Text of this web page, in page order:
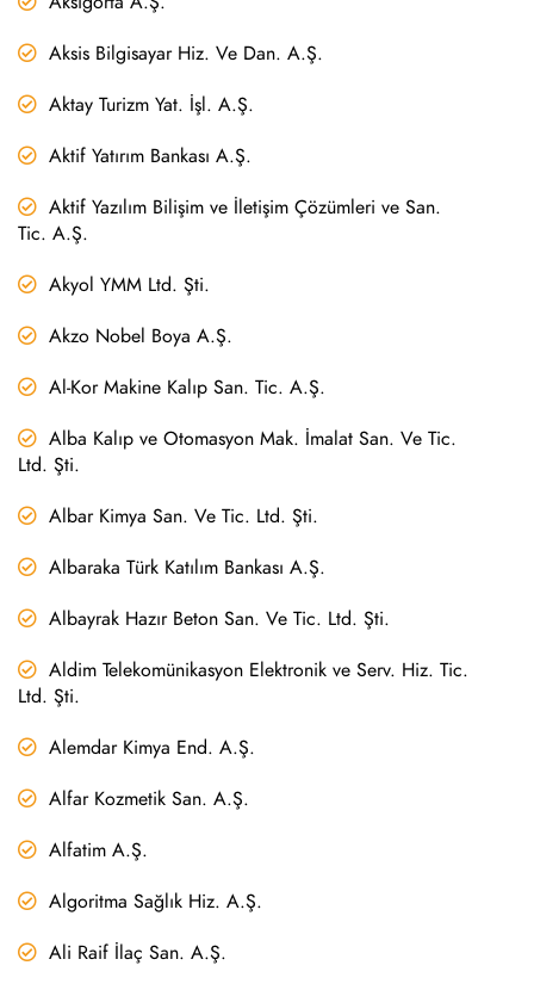
Aksis Bilgisayar Hiz. Ve Dan. A.Ş.
Aktay Turizm Yat. İşl. A.Ş.
Aktif Yatırım Bankası A.Ş.
Aktif Yazılım Bilişim ve İletişim Çözümleri ve San.
Tic. A.Ş.
Akyol YMM Ltd. Şti.
Akzo Nobel Boya A.Ş.
Al-Kor Makine Kalıp San. Tic. A.Ş.
Alba Kalıp ve Otomasyon Mak. İmalat San. Ve Tic.
Ltd. Şti.
Albar Kimya San. Ve Tic. Ltd. Şti.
Albaraka Türk Katılım Bankası A.Ş.
Albayrak Hazır Beton San. Ve Tic. Ltd. Şti.
Aldim Telekomünikasyon Elektronik ve Serv. Hiz. Tic.
Ltd. Şti.
Alemdar Kimya End. A.Ş.
Alfar Kozmetik San. A.Ş.
Alfatim A.Ş.
Algoritma Sağlık Hiz. A.Ş.
Ali Raif İlaç San. A.Ş.